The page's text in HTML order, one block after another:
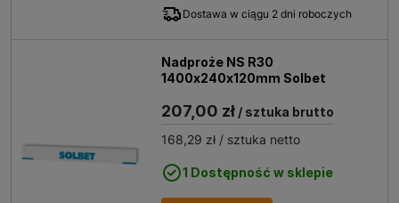
Dostawa w ciągu 2 dni roboczych
Nadproże NS R30
1400x240x120mm Solbet
207,00 zł / sztuka brutto
168,29 zł / sztuka netto
1 Dostępność w sklepie